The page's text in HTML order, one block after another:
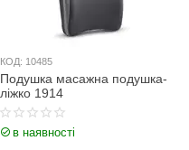
КОД: 10485
Подушка масажна подушка-
ліжко 1914
в наявності